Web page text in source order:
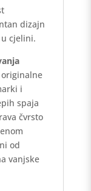
dizajn
cjelini.
i
spaja
čvrsto
od
vanjske